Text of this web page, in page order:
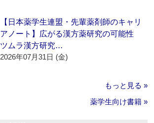
【日本薬学生連盟・先輩薬剤師のキャリ
アノート】広がる漢方薬研究の可能性
ツムラ漢方研究…
2026年07月31日 (金)
もっと見る »
薬学生向け書籍 »